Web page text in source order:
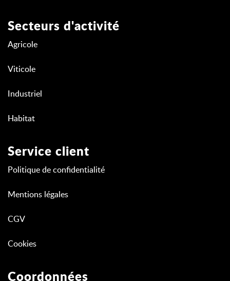
Secteurs d'activité
Agricole
Viticole
Industriel
Habitat
Service client
Politique de confidentialité
Mentions légales
CGV
Cookies
Coordonnées